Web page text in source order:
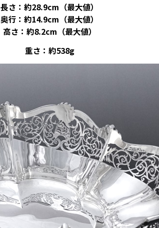
長さ：約28.9cm（最大値）
奥行：約14.9cm（最大値）
高さ：約8.2cm（最大値）
重さ：約538g